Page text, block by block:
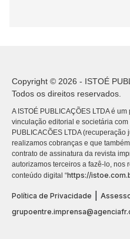
Copyright © 2026 - ISTOÉ
Todos os direitos reservados.
A ISTOÉ PUBLICAÇÕES LTDA é
vinculação editorial e societária com
PUBLICACÕES LTDA
realizamos cobranças e que
contrato de assinatura da revista
autorizamos terceiros a fazê-lo, nos
conteúdo digital “https://
Política de Privacidade |